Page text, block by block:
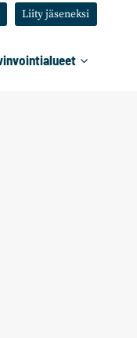
Liity jäseneksi